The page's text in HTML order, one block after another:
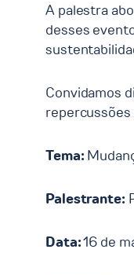
A palestra
desses
Convidamos
repercussões
Tema:
Palestrante:
Data:16 de